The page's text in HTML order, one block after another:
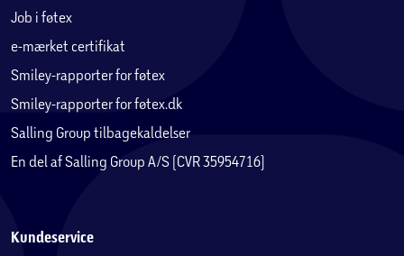
Materialet er vejrbestandigt, solidt og har lang levetid, da
former for havemøbler benytter overtræk udenfor
sæsonen.
Rengøring af polyrattan møbler:
• Kan rengøres med vand og sæbe.
• Kan rengøres med højtryksrenser på lav kraft.
Mange af vores havemøbler er i aluminium. Og særligt
Job i føtex
e-mærket certifikat
Smiley-rapporter for føtex
Smiley-rapporter for føtex.dk
Salling Group tilbagekaldelser
En del af Salling Group A/S (CVR 35954716)
Kundeservice